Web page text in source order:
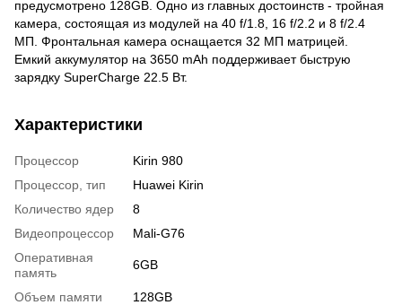
предусмотрено 128GB. Одно из главных достоинств - тройная
камера, состоящая из модулей на 40 f/1.8, 16 f/2.2 и 8 f/2.4
МП. Фронтальная камера оснащается 32 МП матрицей.
Емкий аккумулятор на 3650 mAh поддерживает быструю
зарядку SuperCharge 22.5 Вт.
Характеристики
Процессор
Kirin 980
Процессор, тип
Huawei Kirin
Количество ядер
8
Видеопроцессор
Mali-G76
Оперативная
память
6GB
Объем памяти
128GB